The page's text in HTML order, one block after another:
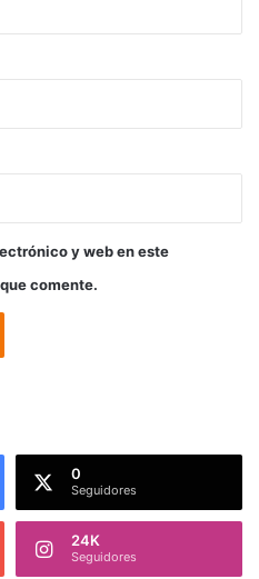
y web en este
comente.
0
Seguidores
24K
Seguidores